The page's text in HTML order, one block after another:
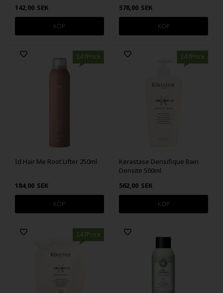
142,00 SEK 578,00 SEK
247Price
Id Hair Me Root Lifter 250ml
184,00 SEK
247Price
Kerastase Densifique Bain
Densite 500ml
562,00 SEK
247Price